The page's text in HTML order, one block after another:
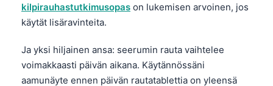
kilpirauhastutkimusopas on lukemisen arvoinen, jos
käytät lisäravinteita.
Ja yksi hiljainen ansa: seerumin rauta vaihtelee
voimakkaasti päivän aikana. Käytännössäni
aamunäyte ennen päivän rautatablettia on yleensä